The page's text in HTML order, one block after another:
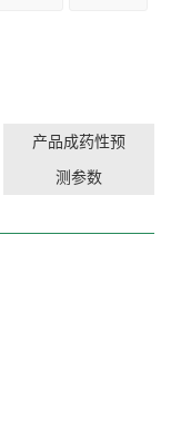
产品成药性预
测参数